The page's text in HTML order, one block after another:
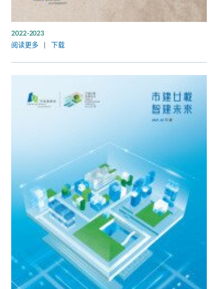
2022-2023
阅读更多 | 下载